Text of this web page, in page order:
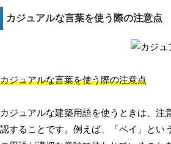
カジュアルな言葉を使う際の注意点
カジュアルな言葉を使う際の注意点
カジュアルな建築用語を使うときは、
認することです。例えば、「ベイ」とい